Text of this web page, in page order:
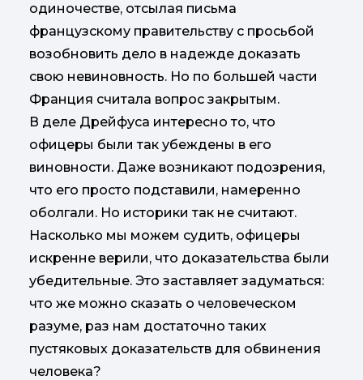
одиночестве, отсылая письма
французскому правительству с просьбой
возобновить дело в надежде доказать
свою невиновность. Но по большей части
Франция считала вопрос закрытым.
В деле Дрейфуса интересно то, что
офицеры были так убеждены в его
виновности. Даже возникают подозрения,
что его просто подставили, намеренно
оболгали. Но историки так не считают.
Насколько мы можем судить, офицеры
искренне верили, что доказательства были
убедительные. Это заставляет задуматься:
что же можно сказать о человеческом
разуме, раз нам достаточно таких
пустяковых доказательств для обвинения
человека?